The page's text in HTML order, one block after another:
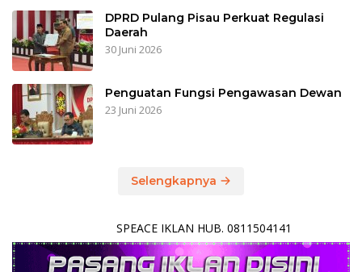
DPRD Pulang Pisau Perkuat Regulasi
Daerah
30 Juni 2026
Penguatan Fungsi Pengawasan Dewan
23 Juni 2026
Selengkapnya
SPEACE IKLAN HUB. 0811504141